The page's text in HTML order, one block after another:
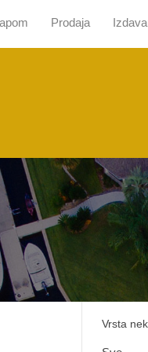
Naslovna O nama
Prodaja
Vrsta